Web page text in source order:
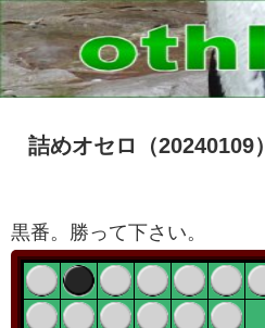
詰めオセロ（20240109）
黒番。勝って下さい。